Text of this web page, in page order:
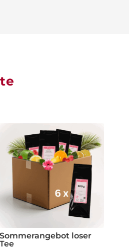
Sommerangebot loser
Tee